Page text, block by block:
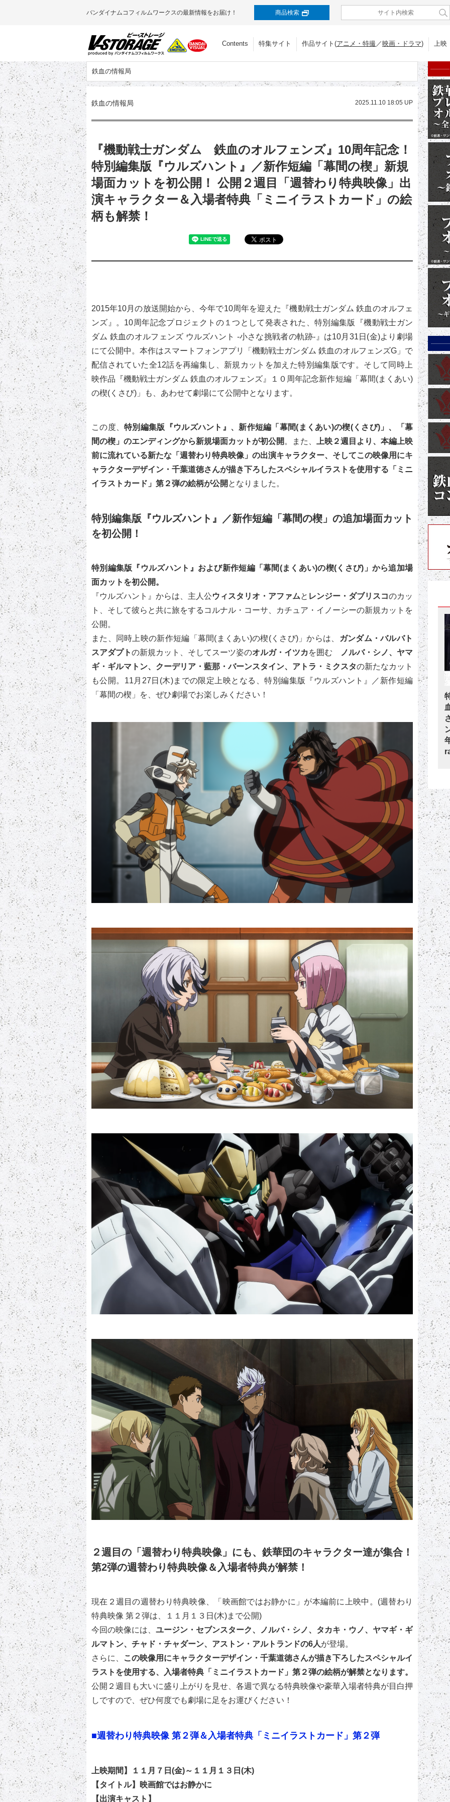
バンダイナムコフィルムワークスの最新情報をお届け！ 商品検索
Contents 特集サイト 作品サイト(アニメ・特撮／映画・ドラマ) 上映
鉄血の情報局
鉄血の情報局 2025.11.10 18:05 UP
『機動戦士ガンダム 鉄血のオルフェンズ』10周年記念！
特別編集版『ウルズハント』／新作短編「幕間の楔」新規
場面カットを初公開！ 公開２週目「週替わり特典映像」出
演キャラクター＆入場者特典「ミニイラストカード」の絵
柄も解禁！
2015年10月の放送開始から、今年で10周年を迎えた『機動戦士ガンダム 鉄血のオルフェ
ンズ』。10周年記念プロジェクトの１つとして発表された、特別編集版『機動戦士ガン
ダム 鉄血のオルフェンズ ウルズハント -小さな挑戦者の軌跡-』は10月31日(金)より劇場
にて公開中。本作はスマートフォンアプリ「機動戦士ガンダム 鉄血のオルフェンズG」で
配信されていた全12話を再編集し、新規カットを加えた特別編集版です。そして同時上
映作品『機動戦士ガンダム 鉄血のオルフェンズ』１０周年記念新作短編「幕間(まくあい)
の楔(くさび)」も、あわせて劇場にて公開中となります。
この度、特別編集版『ウルズハント』、新作短編「幕間(まくあい)の楔(くさび)」、「幕
間の楔」のエンディングから新規場面カットが初公開 。また、
上映２週目より、本編上映
前に流れている新たな「週替わり特典映像」の出演キャラクター、そしてこの映像用にキ
ャラクターデザイン・千葉道徳さんが描き下ろしたスペシャルイラストを使用する「ミニ
イラストカード」第２弾の絵柄が公開 となりました。
特別編集版『ウルズハント』／新作短編「幕間の楔」の追加場面カット
を初公開！
特別編集版『ウルズハント』および新作短編「幕間(まくあい)の楔(くさび)」から追加場
面カットを初公開。
『ウルズハント』からは、主人公ウィスタリオ・アファムと レンジー・ダブリスコのカッ
ト、そして彼らと共に旅をするコルナル・コーサ、カチュア・イノーシーの新規カットを
公開。
また、同時上映の新作短編「幕間(まくあい)の楔(くさび)」からは、
ガンダム・バルバト
スアダプトの新規カット、そしてスーツ姿のオルガ・イツカ を囲む ノルバ・シノ、ヤマ
ギ・ギルマトン、クーデリア・藍那・バーンスタイン、アトラ・ミクスタの新たなカット
も公開。11月27日(木)までの限定上映となる、特別編集版『ウルズハント』／新作短編
「幕間の楔」を、ぜひ劇場でお楽しみください！
２週目の「週替わり特典映像」にも、鉄華団のキャラクター達が集合！
第2弾の週替わり特典映像＆入場者特典が解禁！
現在２週目の週替わり特典映像、「映画館ではお静かに」が本編前に上映中。(週替わり
特典映像 第２弾は、１１月１３日(木)まで公開)
今回の映像には、 ユージン・セブンスターク、ノルバ・シノ、タカキ・ウノ、ヤマギ・ギ
ルマトン、チャド・チャダーン、アストン・アルトランドの6人が登場。
さらに、
この映像用にキャラクターデザイン・千葉道徳さんが描き下ろしたスペシャルイ
ラストを使用する、入場者特典「ミニイラストカード」第２弾の絵柄が解禁となります。
公開２週目も大いに盛り上がりを見せ、各週で異なる特典映像や豪華入場者特典が目白押
しですので、ぜひ何度でも劇場に足をお運びください！
■週替わり特典映像 第２弾＆入場者特典「ミニイラストカード」第２弾
上映期間】１１月７日(金)～１１月１３日(木)
【タイトル】映画館ではお静かに
【出演キャスト】